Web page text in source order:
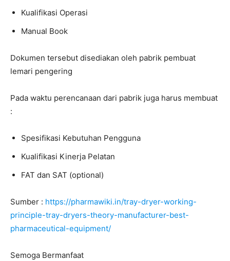
Kualifikasi Operasi
Manual Book
Dokumen tersebut disediakan oleh pabrik pembuat
lemari pengering
Pada waktu perencanaan dari pabrik juga harus membuat
:
Spesifikasi Kebutuhan Pengguna
Kualifikasi Kinerja Pelatan
FAT dan SAT (optional)
Sumber : https://pharmawiki.in/tray-dryer-working-
principle-tray-dryers-theory-manufacturer-best-
pharmaceutical-equipment/
Semoga Bermanfaat